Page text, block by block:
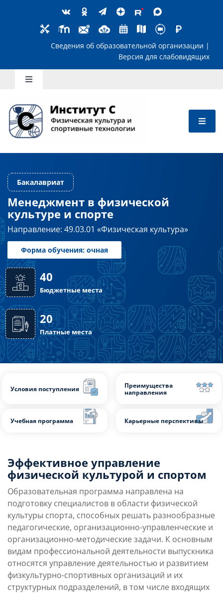
Сведения об образовательной
Toggle
Школьникам
Абитуриентам
Студентам
Преподавателям
Слушателям
Партнерам
НИОКР
Бакалавриат
Менеджмент в физической
культуре и спорте
Направление: 49.03.01 «Физическая культура»
Форма обучения: очная
40
Бюджетные места
20
Платные места
Условия поступления
направления
Учебная программа Карьерные
Эффективное управление
физической культурой и спортом
Образовательная программа направлена на
подготовку специалистов в области физической
культуры спорта, способных решать разнообразные
педагогические, организационно-управленческие и
организационно-методические задачи. К основным
видам профессиональной деятельности выпускника
относятся управление деятельностью и развитием
физкультурно-спортивных организаций и их
структурных подразделений, в том числе входящих